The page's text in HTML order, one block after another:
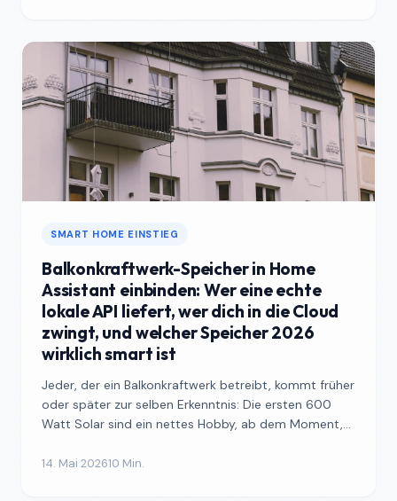
SMART HOME EINSTIEG
Balkonkraftwerk-Speicher in Home
Assistant einbinden: Wer eine echte
lokale API liefert, wer dich in die Cloud
zwingt, und welcher Speicher 2026
wirklich smart ist
Jeder, der ein Balkonkraftwerk betreibt, kommt früher
oder später zur selben Erkenntnis: Die ersten 600
Watt Solar sind ein nettes Hobby, ab dem Moment,
14. Mai 202610 Min.